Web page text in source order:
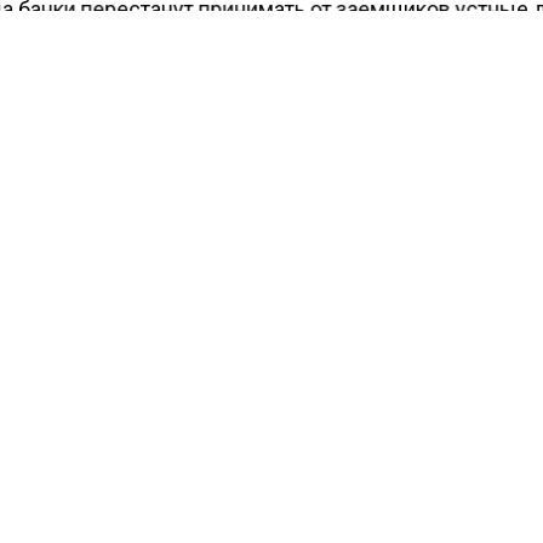
банки перестанут принимать от заемщиков устные